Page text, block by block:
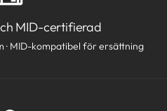
MID-certifierad
· MID-kompatibel för ersättning